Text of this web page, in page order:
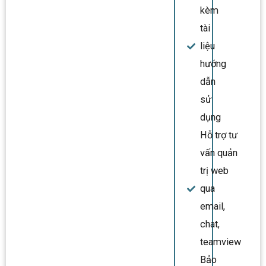
kèm
tài
liệu
hướng
dẫn
sử
dụng
Hỗ trợ tư
vấn quản
trị web
qua
email,
chat,
teamview
Bảo